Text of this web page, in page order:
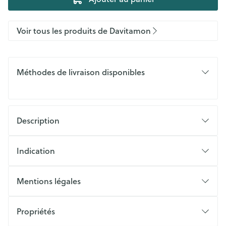
Voir tous les produits de Davitamon
Méthodes de livraison disponibles
Description
Indication
Mentions légales
Propriétés